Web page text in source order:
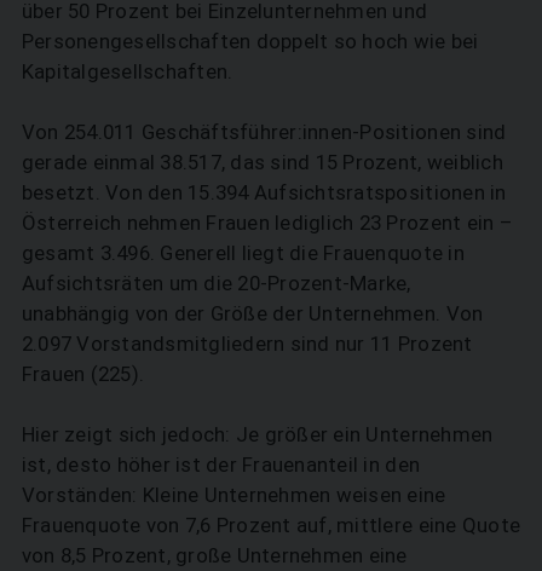
über 50 Prozent bei Einzelunternehmen und
Personengesellschaften doppelt so hoch wie bei
Kapitalgesellschaften.
Von 254.011 Geschäftsführer:innen-Positionen sind
gerade einmal 38.517, das sind 15 Prozent, weiblich
besetzt. Von den 15.394 Aufsichtsratspositionen in
Österreich nehmen Frauen lediglich 23 Prozent ein –
gesamt 3.496. Generell liegt die Frauenquote in
Aufsichtsräten um die 20-Prozent-Marke,
unabhängig von der Größe der Unternehmen. Von
2.097 Vorstandsmitgliedern sind nur 11 Prozent
Frauen (225).
Hier zeigt sich jedoch: Je größer ein Unternehmen
ist, desto höher ist der Frauenanteil in den
Vorständen: Kleine Unternehmen weisen eine
Frauenquote von 7,6 Prozent auf, mittlere eine Quote
von 8,5 Prozent, große Unternehmen eine